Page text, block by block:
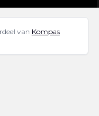
van Kompas